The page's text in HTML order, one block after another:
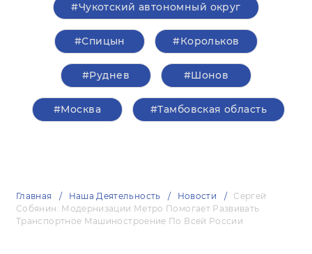
#Чукотский автономный округ
#Спицын #Корольков
#Руднев #Шонов
#Москва #Тамбовская область
Главная Наша Деятельность Новости
Сергей
Собянин: Модернизации Метро Помогает Развивать
Транспортное Машиностроение По Всей России